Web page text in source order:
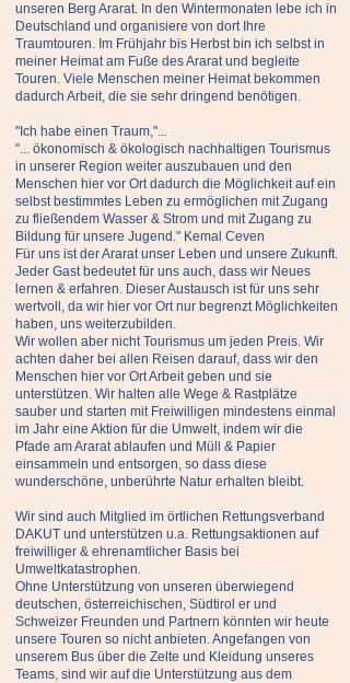
unseren Berg Ararat. In den Wintermonaten lebe ich in
Deutschland und organisiere von dort Ihre
Traumtouren. Im Frühjahr bis Herbst bin ich selbst in
meiner Heimat am Fuße des Ararat und begleite
Touren. Viele Menschen meiner Heimat bekommen
dadurch Arbeit, die sie sehr dringend benötigen.
''Ich habe einen Traum,"...
"... ökonomisch & ökologisch nachhaltigen Tourismus
in unserer Region weiter auszubauen und den
Menschen hier vor Ort dadurch die Möglichkeit auf ein
selbst bestimmtes Leben zu ermöglichen mit Zugang
zu fließendem Wasser & Strom und mit Zugang zu
Bildung für unsere Jugend." Kemal Ceven
Für uns ist der Ararat unser Leben und unsere Zukunft.
Jeder Gast bedeutet für uns auch, dass wir Neues
lernen & erfahren. Dieser Austausch ist für uns sehr
wertvoll, da wir hier vor Ort nur begrenzt Möglichkeiten
haben, uns weiterzubilden.
Wir wollen aber nicht Tourismus um jeden Preis. Wir
achten daher bei allen Reisen darauf, dass wir den
Menschen hier vor Ort Arbeit geben und sie
unterstützen. Wir halten alle Wege & Rastplätze
sauber und starten mit Freiwilligen mindestens einmal
im Jahr eine Aktion für die Umwelt, indem wir die
Pfade am Ararat ablaufen und Müll & Papier
einsammeln und entsorgen, so dass diese
wunderschöne, unberührte Natur erhalten bleibt.
Wir sind auch Mitglied im örtlichen Rettungsverband
DAKUT und unterstützen u.a. Rettungsaktionen auf
freiwilliger & ehrenamtlicher Basis bei
Umweltkatastrophen.
Ohne Unterstützung von unseren überwiegend
deutschen, österreichischen, Südtirol er und
Schweizer Freunden und Partnern könnten wir heute
unsere Touren so nicht anbieten. Angefangen von
unserem Bus über die Zelte und Kleidung unseres
Teams, sind wir auf die Unterstützung aus dem